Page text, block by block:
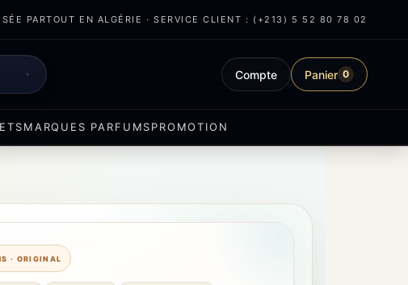
PARTOUT EN ALGÉRIE · SERVICE CLIENT : (+213) 5 52 80 78 02
Compte Panier 0
MARQUES PARFUMSPROMOTION
· ORIGINAL